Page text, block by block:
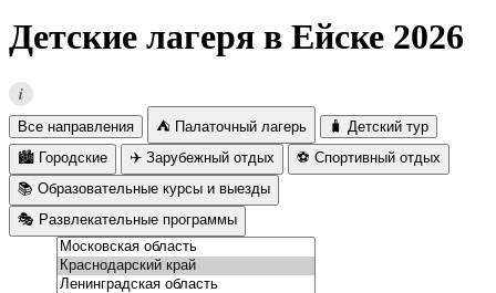
Детские лагеря в Ейске 2026
i
Все направления ⛺ Палаточный лагерь
🧳 Детский тур
🏙️ Городские
✈️ Зарубежный отдых
⚽ Спортивный отдых
📚 Образовательные курсы и выезды
🎭 Развлекательные программы